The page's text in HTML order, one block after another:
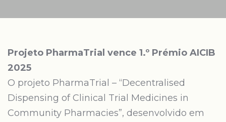
Projeto PharmaTrial vence 1.º Prémio AICIB
2025
O projeto PharmaTrial – “Decentralised
Dispensing of Clinical Trial Medicines in
Community Pharmacies”, desenvolvido em